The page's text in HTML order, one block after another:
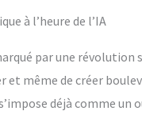
à l’heure de l’IA
par une
et même de créer
déjà comme